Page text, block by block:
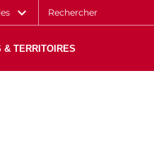
& TERRITOIRES